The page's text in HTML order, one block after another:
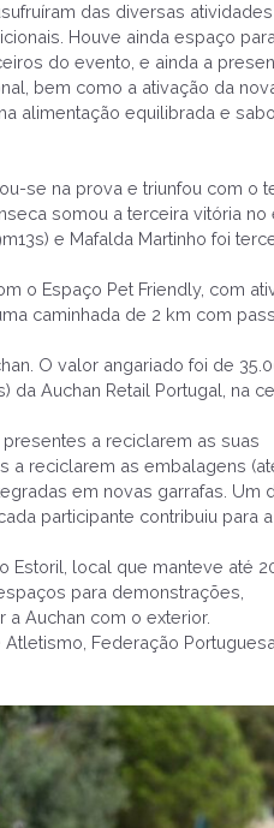
das diversas atividades
Houve ainda espaço
do evento, e ainda a
bem como a ativação da
alimentação equilibrada e
se na prova e triunfou com o
somou a terceira vitória no
e Mafalda Martinho foi
o Espaço Pet Friendly, com
caminhada de 2 km com
O valor angariado foi de
Auchan Retail Portugal, na
a reciclarem as suas
a reciclarem as embalagens
em novas garrafas. Um
participante contribuiu para a
Estoril, local que manteve até
para demonstrações,
Auchan com o exterior.
Federação